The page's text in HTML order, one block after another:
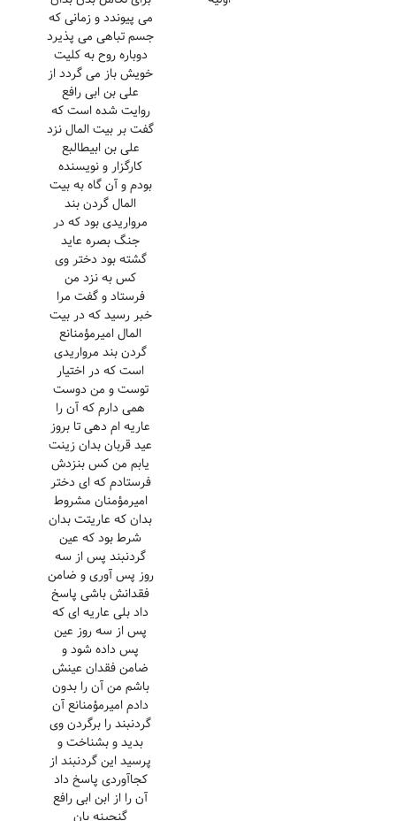
می پیوندد و زمانی که
جسم تباهی می پذیرد
دوباره روح به کلیت
خویش باز می گردد از
علی بن ابی رافع
روایت شده است که
گفت بر بیت المال نزد
علی بن ابیطالبع
کارگزار و نویسنده
بودم و آن گاه به بیت
المال گردن بند
مرواریدی بود که در
جنگ بصره عاید
گشته بود دختر وی
کس به نزد من
فرستاد و گفت مرا
خبر رسید که در بیت
المال امیرمؤمنانع
گردن بند مرواریدی
است که در اختیار
توست و من دوست
همی دارم که آن را
عاریه ام دهی تا بروز
عید قربان بدان زینت
یابم من کس بنزدش
فرستادم که ای دختر
امیرمؤمنان مشروط
بدان که عاریتت بدان
شرط بود که عین
گردنبند پس از سه
روز پس آوری و ضامن
فقدانش باشی پاسخ
داد بلی عاریه ای که
پس از سه روز عین
پس داده شود و
ضامن فقدان عینش
باشم من آن را بدون
دادم امیرمؤمنانع آن
گردنبند را برگردن وی
بدید و بشناخت و
پرسید این گردنبند از
کجاآوردی پاسخ داد
آن را از ابن ابی رافع
گنجینه بان